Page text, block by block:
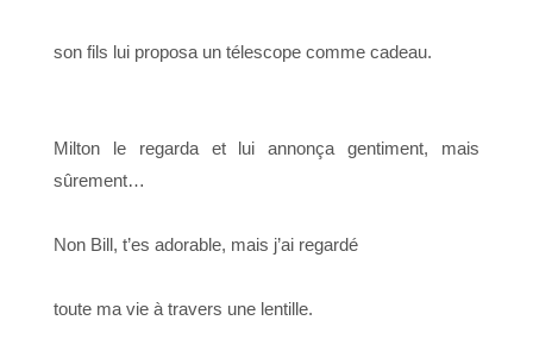
son fils lui proposa un télescope comme cadeau.
Milton le regarda et lui annonça gentiment, mais
sûrement…
Non Bill, t’es adorable, mais j’ai regardé
toute ma vie à travers une lentille.